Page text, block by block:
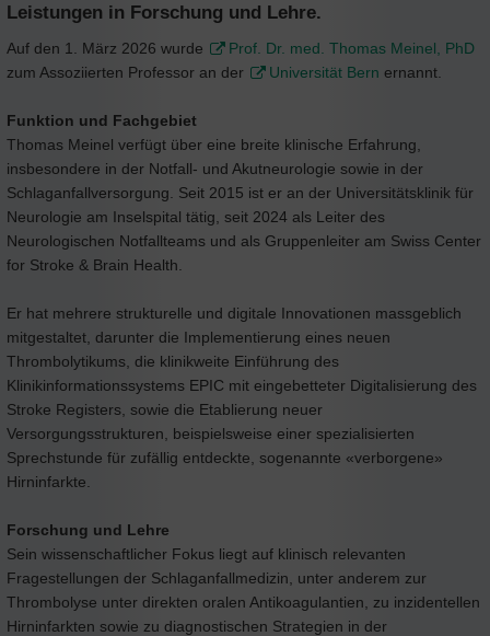
Leistungen in Forschung und Lehre.
Auf den 1. März 2026 wurde
Prof. Dr. med. Thomas Meinel, PhD
zum Assoziierten Professor an der
Universität Bern ernannt.
Funktion und Fachgebiet
Thomas Meinel verfügt über eine breite klinische Erfahrung,
insbesondere in der Notfall- und Akutneurologie sowie in der
Schlaganfallversorgung. Seit 2015 ist er an der Universitätsklinik für
Neurologie am Inselspital tätig, seit 2024 als Leiter des
Neurologischen Notfallteams und als Gruppenleiter am Swiss Center
for Stroke & Brain Health.
Er hat mehrere strukturelle und digitale Innovationen massgeblich
mitgestaltet, darunter die Implementierung eines neuen
Thrombolytikums, die klinikweite Einführung des
Klinikinformationssystems EPIC mit eingebetteter Digitalisierung des
Stroke Registers, sowie die Etablierung neuer
Versorgungsstrukturen, beispielsweise einer spezialisierten
Sprechstunde für zufällig entdeckte, sogenannte «verborgene»
Hirninfarkte.
Forschung und Lehre
Sein wissenschaftlicher Fokus liegt auf klinisch relevanten
Fragestellungen der Schlaganfallmedizin, unter anderem zur
Thrombolyse unter direkten oralen Antikoagulantien, zu inzidentellen
Hirninfarkten sowie zu diagnostischen Strategien in der